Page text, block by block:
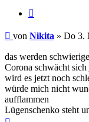
Beitrag
von Nikita » Do 3.
das werden
Corona schwächt sich
wird es jetzt noch
würde mich nicht
aufflammen
Lügenschenko steht